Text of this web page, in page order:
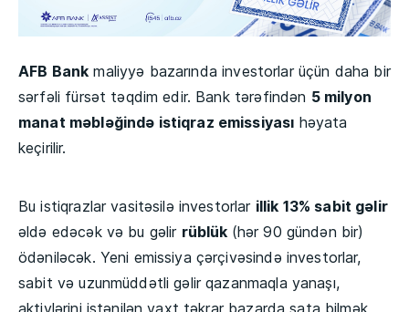
AFB Bank maliyyə bazarında investorlar üçün daha bir
sərfəli fürsət təqdim edir. Bank tərəfindən 5 milyon
manat məbləğində istiqraz emissiyası həyata
keçirilir.
Bu istiqrazlar vasitəsilə investorlar illik 13% sabit gəlir
əldə edəcək və bu gəlir rüblük (hər 90 gündən bir)
ödəniləcək. Yeni emissiya çərçivəsində investorlar,
sabit və uzunmüddətli gəlir qazanmaqla yanaşı,